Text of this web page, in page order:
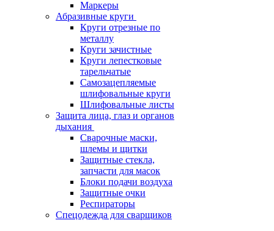
Маркеры
Абразивные круги
Круги отрезные по
металлу
Круги зачистные
Круги лепестковые
тарельчатые
Самозацепляемые
шлифовальные круги
Шлифовальные листы
Защита лица, глаз и органов
дыхания
Сварочные маски,
шлемы и щитки
Защитные стекла,
запчасти для масок
Блоки подачи воздуха
Защитные очки
Респираторы
Спецодежда для сварщиков